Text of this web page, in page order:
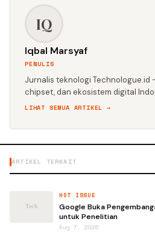
IQ
Iqbal Marsyaf
PENULIS
Jurnalis teknologi Technologue.id
chipset, dan ekosistem digital
LIHAT SEMUA ARTIKEL →
ARTIKEL TERKAIT
HOT ISSUE
Google Buka
untuk Penelitian
Aug 7, 2026